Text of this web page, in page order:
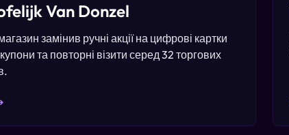
Van Donzel
замінив ручні акції на цифрові картки
та повторні візити серед 32 торгових